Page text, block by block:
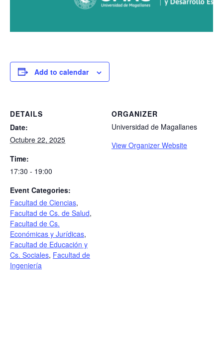
Add to calendar
DETAILS
Date:
Octubre 22, 2025
Time:
17:30 - 19:00
Event Categories:
Facultad de Ciencias,
Facultad de Cs. de Salud,
Facultad de Cs.
Económicas y Jurídicas,
Facultad de Educación y
Cs. Sociales, Facultad de
Ingeniería
ORGANIZER
Universidad de Magallanes
View Organizer Website